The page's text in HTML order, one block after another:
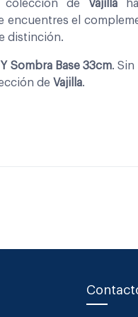
coleccion de Vajilla
encuentres el
distinción.
Sombra Base 33cm. Sin
de Vajilla.